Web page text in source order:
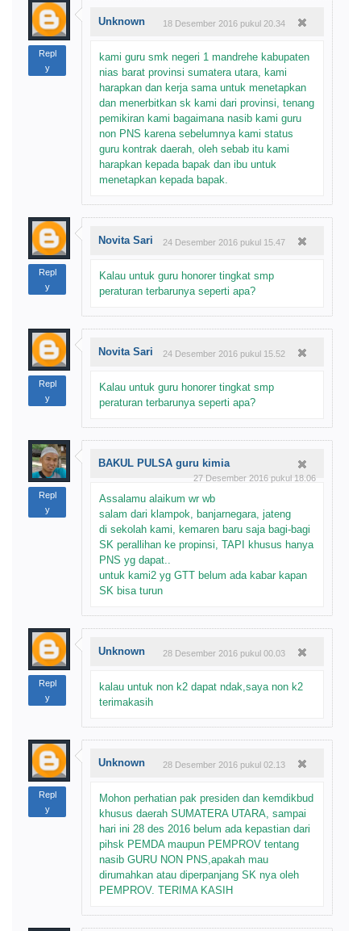
Repl
y
Unknown 18 Desember 2016 pukul 20.34
kami guru smk negeri 1 mandrehe kabupaten
nias barat provinsi sumatera utara, kami
harapkan dan kerja sama untuk menetapkan
dan menerbitkan sk kami dari provinsi, tenang
pemikiran kami bagaimana nasib kami guru
non PNS karena sebelumnya kami status
guru kontrak daerah, oleh sebab itu kami
harapkan kepada bapak dan ibu untuk
menetapkan kepada bapak.
Repl
y
Novita Sari 24 Desember 2016 pukul 15.47
Kalau untuk guru honorer tingkat smp
peraturan terbarunya seperti apa?
Repl
y
Novita Sari 24 Desember 2016 pukul 15.52
Kalau untuk guru honorer tingkat smp
peraturan terbarunya seperti apa?
Repl
y
BAKUL PULSA guru kimia
27 Desember 2016 pukul 18.06
Assalamu alaikum wr wb
salam dari klampok, banjarnegara, jateng
di sekolah kami, kemaren baru saja bagi-bagi
SK perallihan ke propinsi, TAPI khusus hanya
PNS yg dapat..
untuk kami2 yg GTT belum ada kabar kapan
SK bisa turun
Repl
y
Unknown 28 Desember 2016 pukul 00.03
kalau untuk non k2 dapat ndak,saya non k2
terimakasih
Repl
y
Unknown 28 Desember 2016 pukul 02.13
Mohon perhatian pak presiden dan kemdikbud
khusus daerah SUMATERA UTARA, sampai
hari ini 28 des 2016 belum ada kepastian dari
pihsk PEMDA maupun PEMPROV tentang
nasib GURU NON PNS,apakah mau
dirumahkan atau diperpanjang SK nya oleh
PEMPROV. TERIMA KASIH